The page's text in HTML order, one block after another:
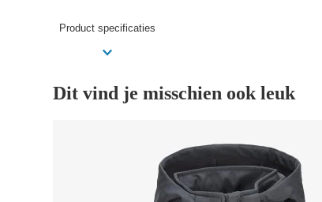
Product specificaties
Dit vind je misschien ook leuk